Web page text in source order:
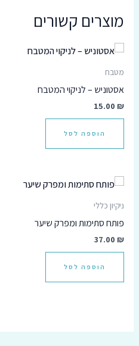
מוצרים קשורים
מטבח
אסטוניש – לניקוי המטבח
15.00₪
הוספה לסל
ניקיון כללי
פותח סתימות ומפרק שיער
37.00₪
הוספה לסל